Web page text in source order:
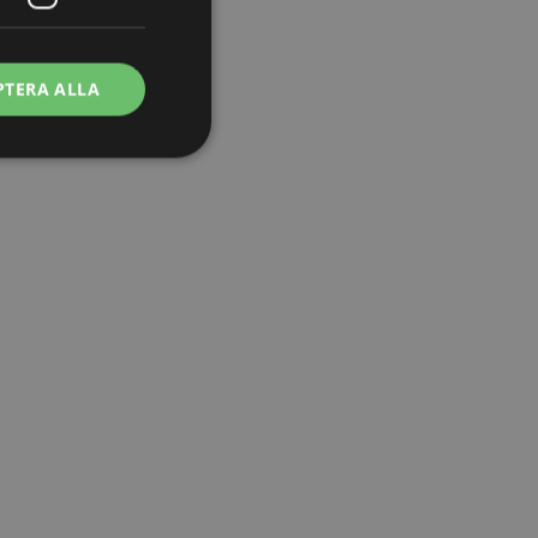
ALLA